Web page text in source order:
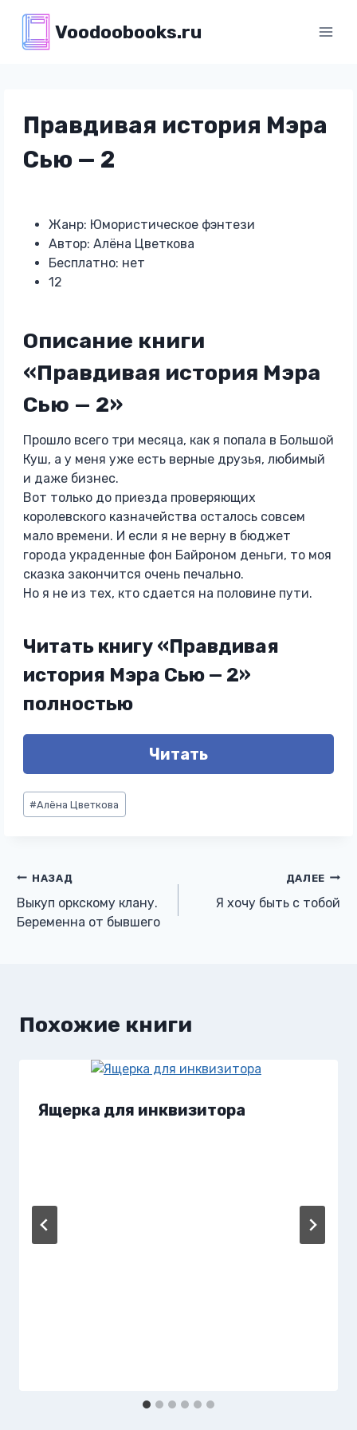
содержимому
Voodoobooks.ru
Правдивая история Мэра
Сью — 2
Жанр: Юмористическое фэнтези
Автор: Алёна Цветкова
Бесплатно: нет
12
Описание книги
«Правдивая история Мэра
Сью — 2»
Прошло всего три месяца, как я попала в Большой
Куш, а у меня уже есть верные друзья, любимый
и даже бизнес.
Вот только до приезда проверяющих
королевского казначейства осталось совсем
мало времени. И если я не верну в бюджет
города украденные фон Байроном деньги, то моя
сказка закончится очень печально.
Но я не из тех, кто сдается на половине пути.
Читать книгу «Правдивая
история Мэра Сью — 2»
полностью
Читать
Метки
записи:
#Алёна Цветкова
Навигация
по
НАЗАД
Выкуп оркскому клану.
Беременна от бывшего
ДАЛЕЕ
Я хочу быть с тобой
Похожие книги
Ящерка для инквизитора